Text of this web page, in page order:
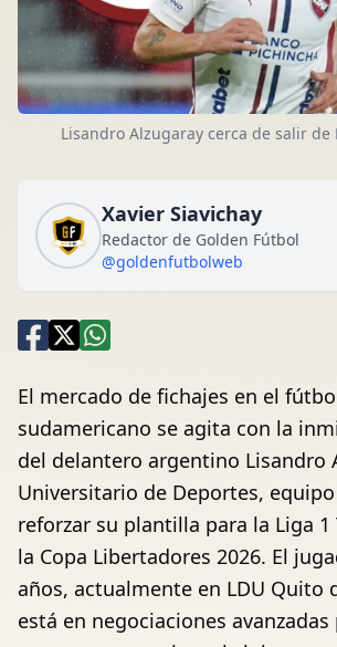
Lisandro Alzugaray cerca de salir de
Xavier Siavichay
Redactor de Golden Fútbol
@goldenfutbolweb
El mercado de fichajes en el
sudamericano se agita con la
del delantero argentino Lisandro
Universitario de Deportes,
reforzar su plantilla para la Liga 1
la Copa Libertadores 2026. El
años, actualmente en LDU Quito
está en negociaciones